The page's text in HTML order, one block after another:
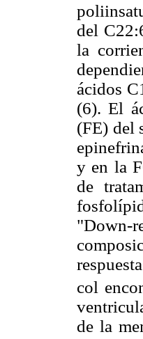
del
la
ácidos
(6). El
(FE) del
y en la
de
col
de la